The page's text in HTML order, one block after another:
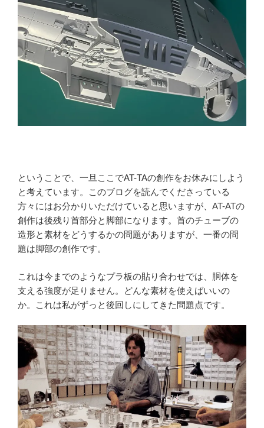
ということで、一旦ここでAT-TAの創作をお休みにしよう
と考えています。このブログを読んでくださっている
方々にはお分かりいただけていると思いますが、AT-ATの
創作は後残り首部分と脚部になります。首のチューブの
造形と素材をどうするかの問題がありますが、一番の問
題は脚部の創作です。
これは今までのようなプラ板の貼り合わせでは、胴体を
支える強度が足りません。どんな素材を使えばいいの
か。これは私がずっと後回しにしてきた問題点です。